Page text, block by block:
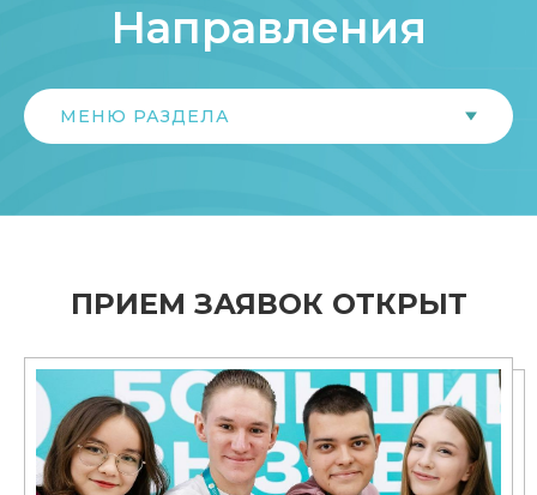
Направления
МЕНЮ РАЗДЕЛА
ПРИЕМ ЗАЯВОК ОТКРЫТ